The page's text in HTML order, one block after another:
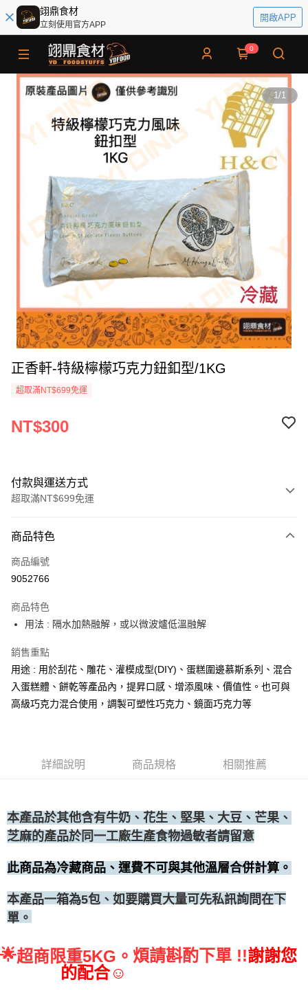
翊鼎食材
立刻使用官方APP
開啟APP
0
1/1
正香軒-特級檸檬巧克力鈕釦型/1KG
超取滿NT$699免運
NT$300
付款與運送方式
超取滿NT$699免運
信用卡一次付款
Apple Pay
運送方式
• 付款後全家取貨
• 付款後7-11取貨
每筆NT$60，滿NT$699(含以上)免運費
商品特色
商品編號
9052766
商品特色
用法 : 隔水加熱融解，或以微波爐低溫融解
銷售重點
用途 : 用於刮花、雕花、灌模成型(DIY)、蛋糕圍邊慕斯系列、混合
入蛋糕體、餅乾等產品內，提昇口感、增添風味、價值性。也可與
高級巧克力混合使用，調製可塑性巧克力、鏡面巧克力等
詳細說明 商品規格 相關推薦
本產品於其他含有牛奶、花生、堅果、大豆、芒果、
芝麻的產品於同一工廠生產食物過敏者請留意
此商品為冷藏商品、運費不可與其他溫層合併計算。
本產品一箱為5包 、如要購買大量可先私訊詢問在下
單。
🌟超商限重5KG。 煩請斟酌下單 !!謝謝您
的配合☺